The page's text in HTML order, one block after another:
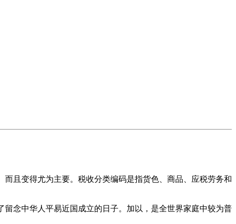
且变得尤为主要。税收分类编码是指货色、商品、应税劳务和
念中华人平易近国成立的日子。加以，是全世界家庭中较为普